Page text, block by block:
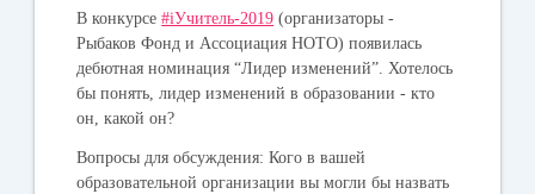
В конкурсе#iУчитель-2019 (организаторы -
Рыбаков Фонд и Ассоциация НОТО) появилась
дебютная номинация “Лидер изменений”. Хотелось
бы понять, лидер изменений в образовании - кто
он, какой он?
Вопросы для обсуждения:Кого в вашей
образовательной организации вы могли бы назвать